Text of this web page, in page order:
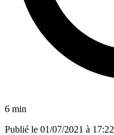
6 min
Publié le 01/07/2021 à 17:22